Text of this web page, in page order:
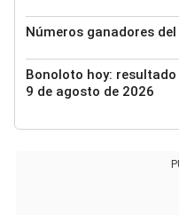
Números ganadores
Bonoloto hoy:
9 de agosto de 2026